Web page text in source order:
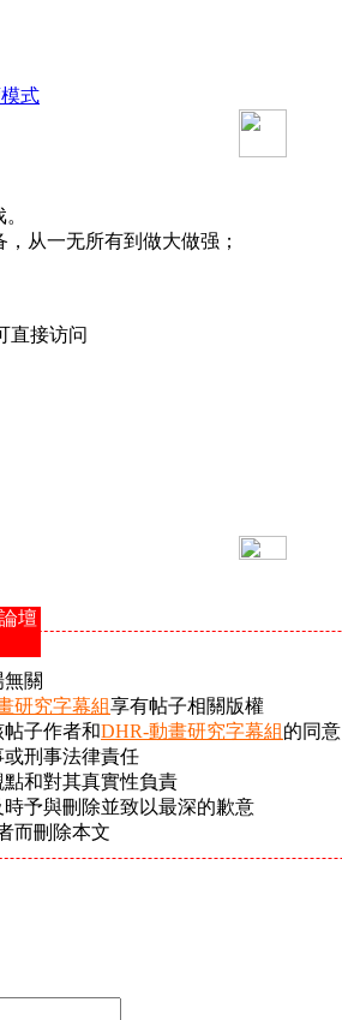
式
从一无所有到做大做强；
直接访问
壇
關
研究字幕組享有帖子相關版權
子作者和DHR-動畫研究字幕組的同意
刑事法律責任
和對其真實性負責
予與刪除並致以最深的歉意
而刪除本文